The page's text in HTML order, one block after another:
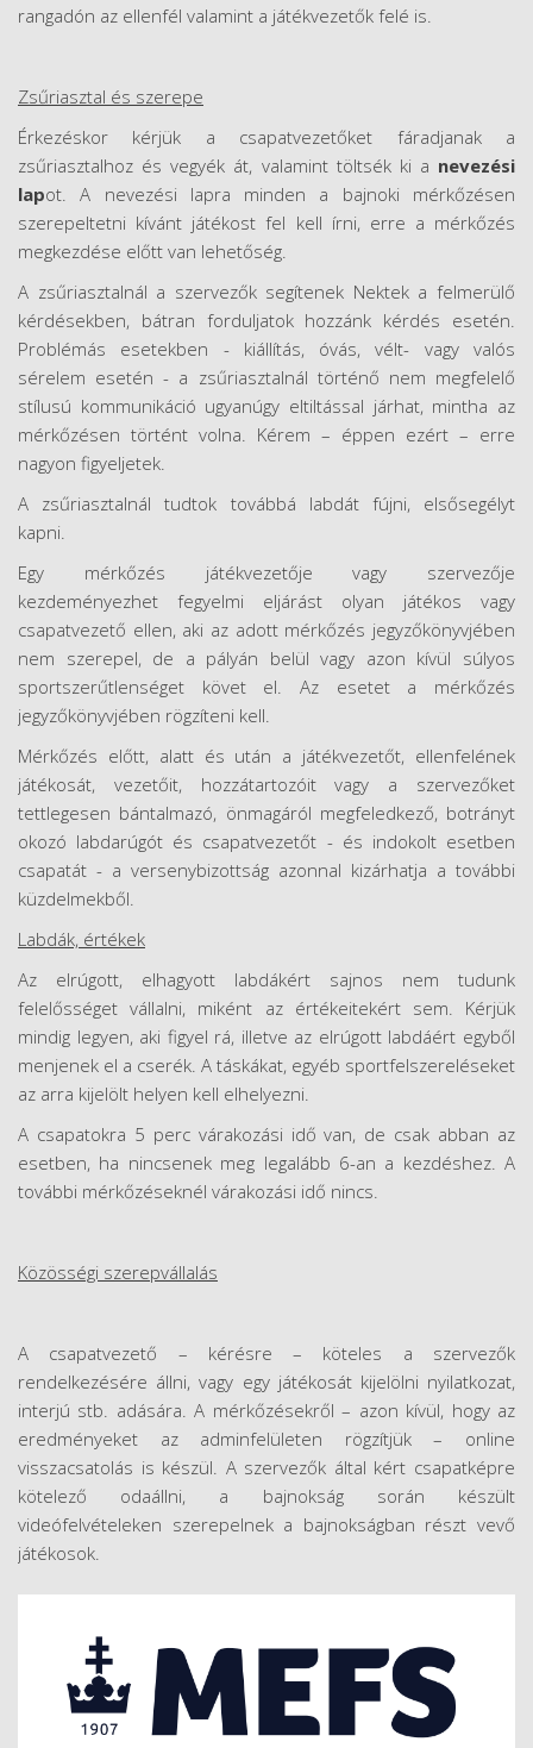
rangadón az ellenfél valamint a játékvezetők felé is.
Zsűriasztal és szerepe
Érkezéskor kérjük a csapatvezetőket fáradjanak a
zsűriasztalhoz és vegyék át, valamint töltsék ki a nevezési
lapot. A nevezési lapra minden a bajnoki mérkőzésen
szerepeltetni kívánt játékost fel kell írni, erre a mérkőzés
megkezdése előtt van lehetőség.
A zsűriasztalnál a szervezők segítenek Nektek a felmerülő
kérdésekben, bátran forduljatok hozzánk kérdés esetén.
Problémás esetekben - kiállítás, óvás, vélt- vagy valós
sérelem esetén - a zsűriasztalnál történő nem megfelelő
stílusú kommunikáció ugyanúgy eltiltással járhat, mintha az
mérkőzésen történt volna. Kérem – éppen ezért – erre
nagyon figyeljetek.
A zsűriasztalnál tudtok továbbá labdát fújni, elsősegélyt
kapni.
Egy mérkőzés játékvezetője vagy szervezője
kezdeményezhet fegyelmi eljárást olyan játékos vagy
csapatvezető ellen, aki az adott mérkőzés jegyzőkönyvjében
nem szerepel, de a pályán belül vagy azon kívül súlyos
sportszerűtlenséget követ el. Az esetet a mérkőzés
jegyzőkönyvjében rögzíteni kell.
Mérkőzés előtt, alatt és után a játékvezetőt, ellenfelének
játékosát, vezetőit, hozzátartozóit vagy a szervezőket
tettlegesen bántalmazó, önmagáról megfeledkező, botrányt
okozó labdarúgót és csapatvezetőt - és indokolt esetben
csapatát - a versenybizottság azonnal kizárhatja a további
küzdelmekből.
Labdák, értékek
Az elrúgott, elhagyott labdákért sajnos nem tudunk
felelősséget vállalni, miként az értékeitekért sem. Kérjük
mindig legyen, aki figyel rá, illetve az elrúgott labdáért egyből
menjenek el a cserék. A táskákat, egyéb sportfelszereléseket
az arra kijelölt helyen kell elhelyezni.
A csapatokra 5 perc várakozási idő van, de csak abban az
esetben, ha nincsenek meg legalább 6-an a kezdéshez. A
további mérkőzéseknél várakozási idő nincs.
Közösségi szerepvállalás
A csapatvezető – kérésre – köteles a szervezők
rendelkezésére állni, vagy egy játékosát kijelölni nyilatkozat,
interjú stb. adására. A mérkőzésekről – azon kívül, hogy az
eredményeket az adminfelületen rögzítjük – online
visszacsatolás is készül. A szervezők által kért csapatképre
kötelező odaállni, a bajnokság során készült
videófelvételeken szerepelnek a bajnokságban részt vevő
játékosok.